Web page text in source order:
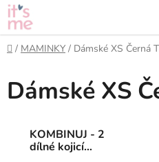
Přejít
na
obsah
Domů
/ MAMINKY / Dámské XS Černá
Dámské XS
KOMBINUJ - 2
dílné kojicí